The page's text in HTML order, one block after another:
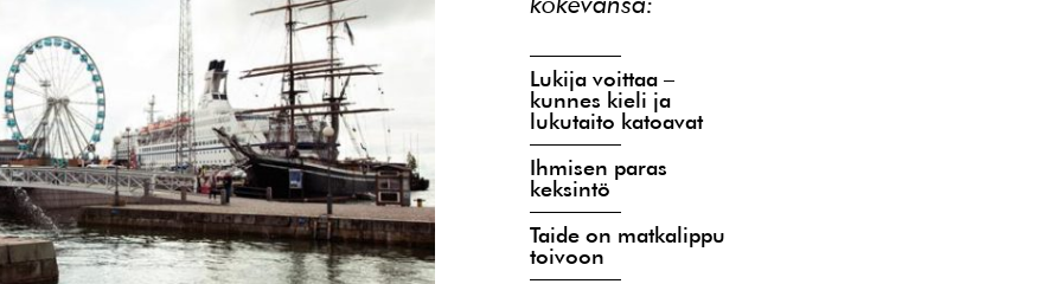
Lukija voittaa –
kunnes kieli ja
lukutaito katoavat
Ihmisen paras
keksintö
Taide on matkalippu
toivoon